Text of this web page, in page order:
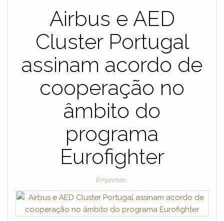
Airbus e AED
Cluster Portugal
assinam acordo de
cooperação no
âmbito do
programa
Eurofighter
Empresas